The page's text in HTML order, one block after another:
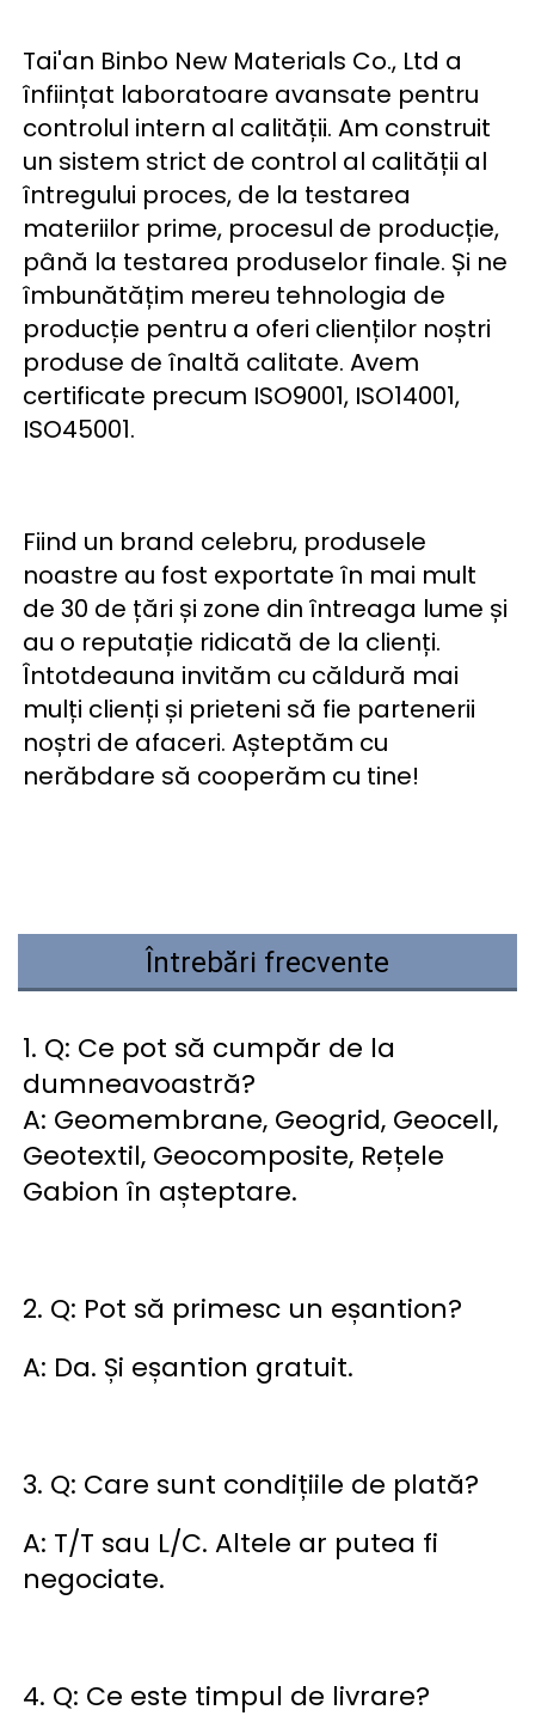
Tai'an Binbo New Materials Co., Ltd a
înființat laboratoare avansate pentru
controlul intern al calității. Am construit
un sistem strict de control al calității al
întregului proces, de la testarea
materiilor prime, procesul de producție,
până la testarea produselor finale. Și ne
îmbunătățim mereu tehnologia de
producție pentru a oferi clienților noștri
produse de înaltă calitate. Avem
certificate precum ISO9001, ISO14001,
ISO45001.
Fiind un brand celebru, produsele
noastre au fost exportate în mai mult
de 30 de țări și zone din întreaga lume și
au o reputație ridicată de la clienți.
Întotdeauna invităm cu căldură mai
mulți clienți și prieteni să fie partenerii
noștri de afaceri. Așteptăm cu
nerăbdare să cooperăm cu tine!
Întrebări frecvente
1. Q: Ce pot să cumpăr de la
dumneavoastră?
A: Geomembrane, Geogrid, Geocell,
Geotextil, Geocomposite, Rețele
Gabion în așteptare.
2. Q: Pot să primesc un eșantion?
A: Da. Și eșantion gratuit.
3. Q: Care sunt condițiile de plată?
A: T/T sau L/C. Altele ar putea fi
negociate.
4. Q: Ce este timpul de livrare?